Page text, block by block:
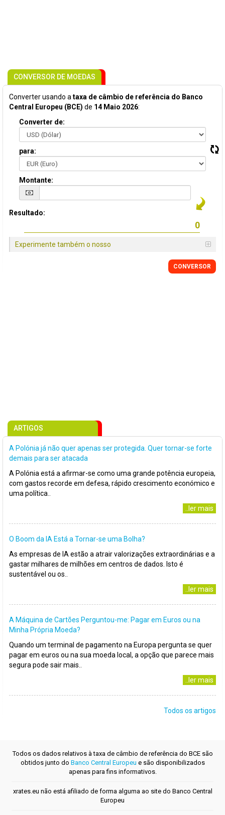
CONVERSOR DE MOEDAS
Converter usando a taxa de câmbio de referência do Banco
Central Europeu (BCE) de 14 Maio 2026:
Converter de:
para:
Montante:
Resultado:
Experimente também o nosso
CONVERSOR
ARTIGOS
A Polónia já não quer apenas ser protegida. Quer tornar-se forte
demais para ser atacada
A Polónia está a afirmar-se como uma grande potência europeia,
com gastos recorde em defesa, rápido crescimento económico e
uma política..
..ler mais
O Boom da IA Está a Tornar-se uma Bolha?
As empresas de IA estão a atrair valorizações extraordinárias e a
gastar milhares de milhões em centros de dados. Isto é
sustentável ou os..
..ler mais
A Máquina de Cartões Perguntou-me: Pagar em Euros ou na
Minha Própria Moeda?
Quando um terminal de pagamento na Europa pergunta se quer
pagar em euros ou na sua moeda local, a opção que parece mais
segura pode sair mais..
..ler mais
Todos os artigos
Todos os dados relativos à taxa de câmbio de referência do BCE são
obtidos junto do Banco Central Europeu e são disponibilizados
apenas para fins informativos.
xrates.eu não está afiliado de forma alguma ao site do Banco Central
Europeu